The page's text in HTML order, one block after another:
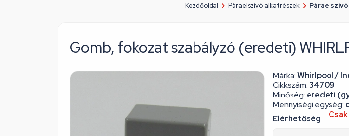
Kezdőoldal Páraelszívó alkatrészek
Gomb, fokozat szabályzó (eredeti)
Márka:Whirlpool /
Cikkszám: 34709
Minőség: eredeti
Mennyiségi egység:
Elérhetőség